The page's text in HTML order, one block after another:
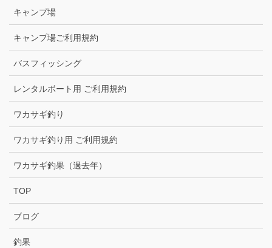
キャンプ場
キャンプ場ご利用規約
バスフィッシング
レンタルボート用 ご利用規約
ワカサギ釣り
ワカサギ釣り用 ご利用規約
ワカサギ釣果（過去年）
TOP
ブログ
釣果